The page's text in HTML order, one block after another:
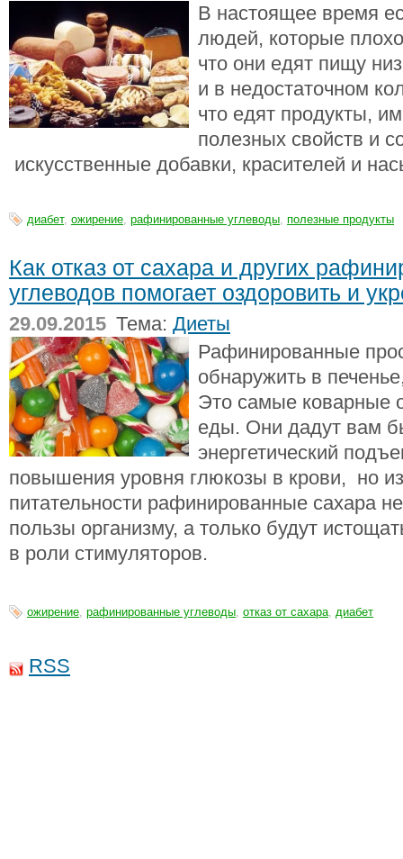
В настоящее время
людей, которые
что они едят пищу
и в недостаточном
что едят продукты,
полезных свойств и
искусственные добавки, красителей и
диабет, ожирение, рафинированные углеводы, полезные продукты
Как отказ от сахара и других
углеводов помогает оздоровить и
29.09.2015 Тема: Диеты
Рафинированные
обнаружить в
Это самые коварные
еды. Они дадут вам
энергетический
повышения уровня глюкозы в крови, но
питательности рафинированные сахара
пользы организму, а только будут
в роли стимуляторов.
ожирение, рафинированные углеводы, отказ от сахара, диабет
RSS